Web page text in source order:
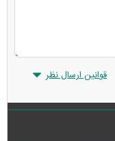
قوانین ارسال نظر